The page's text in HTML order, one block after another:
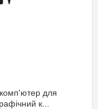
для
к...